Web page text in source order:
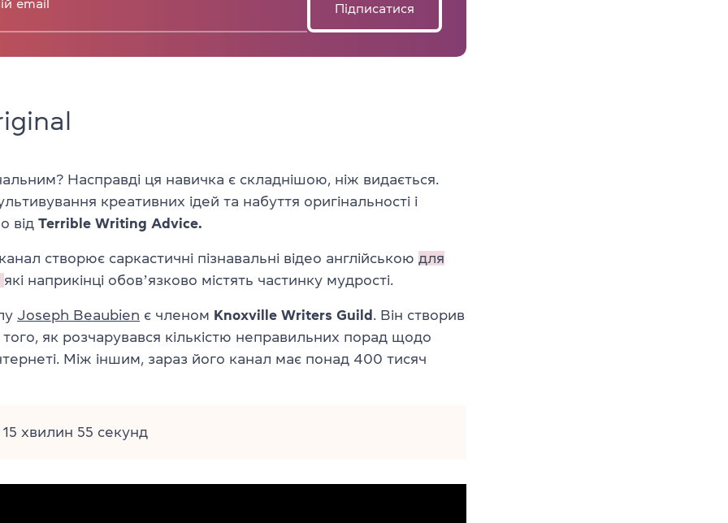
Підписатися
Насправді ця навичка є складнішою, ніж видається.
креативних ідей та набуття оригінальності і
від Terrible Writing Advice.
створює саркастичні пізнавальні відео англійською для
які наприкінці обовʼязково містять частинку мудрості.
Joseph Beaubien є членом Knoxville Writers Guild . Він створив
того, як розчарувався кількістю неправильних порад щодо
Між іншим, зараз його канал має понад 400 тисяч
15 хвилин 55 секунд